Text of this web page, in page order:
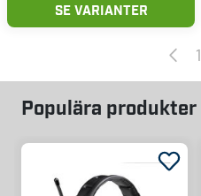
SE VARIANTER
1
Populära produkter